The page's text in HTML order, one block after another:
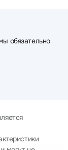
обязательно